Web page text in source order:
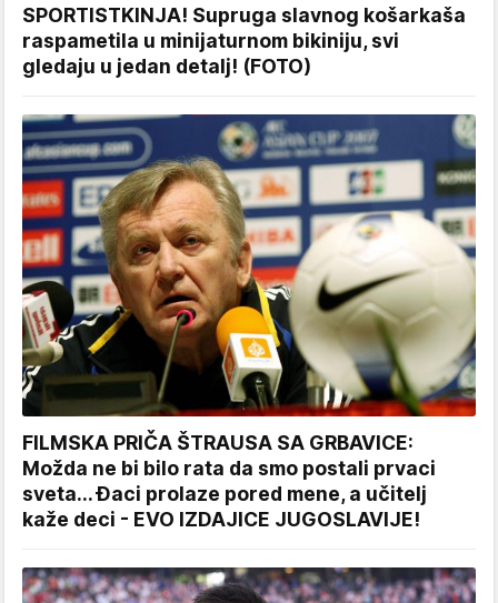
SPORTISTKINJA! Supruga slavnog košarkaša
raspametila u minijaturnom bikiniju, svi
gledaju u jedan detalj! (FOTO)
FILMSKA PRIČA ŠTRAUSA SA GRBAVICE:
Možda ne bi bilo rata da smo postali prvaci
sveta... Đaci prolaze pored mene, a učitelj
kaže deci - EVO IZDAJICE JUGOSLAVIJE!